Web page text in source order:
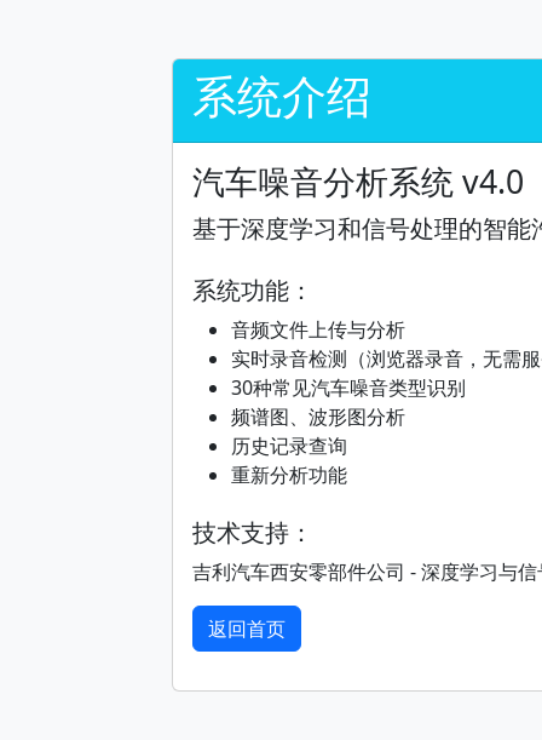
系统介绍
汽车噪音分析系统 v4.0
基于深度学习和信号处理的智能
系统功能：
音频文件上传与分析
实时录音检测（浏览器录音，无需
30种常见汽车噪音类型识别
频谱图、波形图分析
历史记录查询
重新分析功能
技术支持：
吉利汽车西安零部件公司 - 深度学习与
返回首页